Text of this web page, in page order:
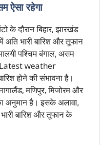
ऐसा रहेगा
के दौरान बिहार, झारखंड
अति भारी बारिश और तूफान
पश्चिम बंगाल, असम
Latest weather
होने की संभावना है।
मणिपुर, मिजोरम और
अनुमान है। इसके अलावा,
बारिश और तूफान के